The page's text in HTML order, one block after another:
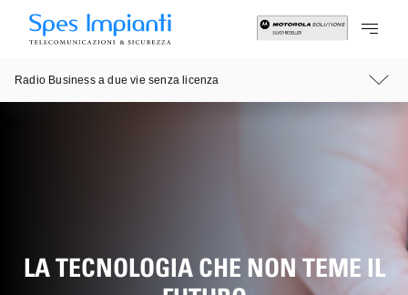
Radio Business a due vie senza licenza
LA TECNOLOGIA CHE NON TEME IL